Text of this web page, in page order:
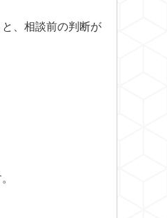
、相談前の判断が